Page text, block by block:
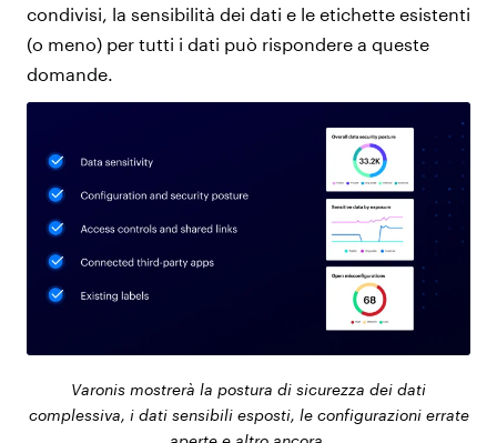
condivisi, la sensibilità dei dati e le etichette esistenti
(o meno) per tutti i dati può rispondere a queste
domande.
Varonis mostrerà la postura di sicurezza dei dati
complessiva, i dati sensibili esposti, le configurazioni errate